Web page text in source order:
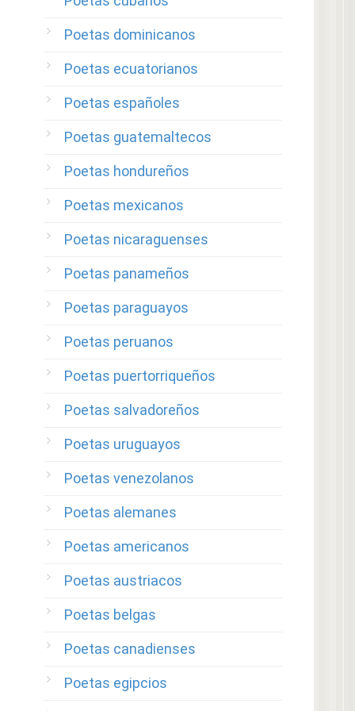
Poetas dominicanos
Poetas ecuatorianos
Poetas españoles
Poetas guatemaltecos
Poetas hondureños
Poetas mexicanos
Poetas nicaraguenses
Poetas panameños
Poetas paraguayos
Poetas peruanos
Poetas puertorriqueños
Poetas salvadoreños
Poetas uruguayos
Poetas venezolanos
Poetas alemanes
Poetas americanos
Poetas austriacos
Poetas belgas
Poetas canadienses
Poetas egipcios